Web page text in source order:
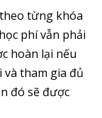
từng khóa
phí vẫn phải
hoàn lại nếu
tham gia đủ
đó sẽ được